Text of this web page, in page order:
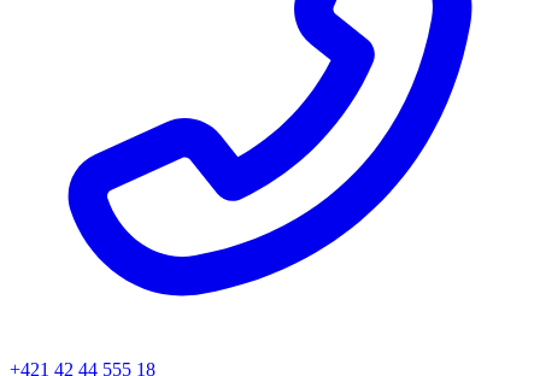
+421 42 44 555 18